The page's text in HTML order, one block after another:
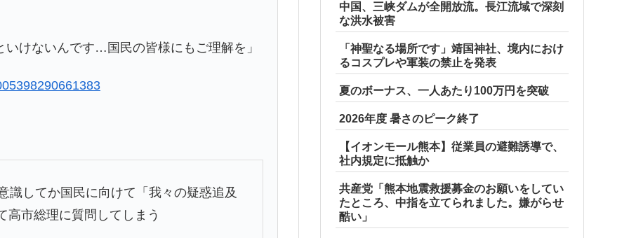
けないんです…国民の皆様にもご理解を」
識してか国民に向けて「我々の疑惑追及
高市総理に質問してしまう
中国、三峡ダムが全開放流。長江流域で深刻
な洪水被害
「神聖なる場所です」靖国神社、境内におけ
るコスプレや軍装の禁止を発表
夏のボーナス、一人あたり100万円を突破
2026年度 暑さのピーク終了
【イオンモール熊本】従業員の避難誘導で、
社内規定に抵触か
共産党「熊本地震救援募金のお願いをしてい
たところ、中指を立てられました。嫌がらせ
酷い」